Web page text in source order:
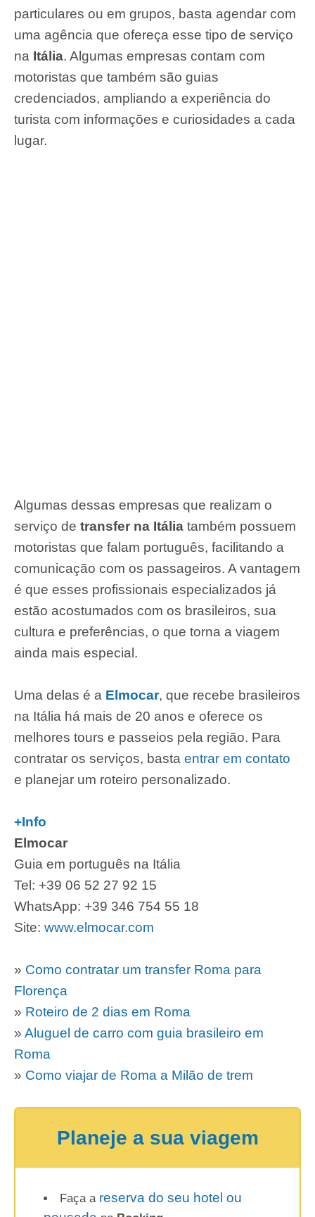
particulares ou em grupos, basta agendar com
uma agência que ofereça esse tipo de serviço
na Itália. Algumas empresas contam com
motoristas que também são guias
credenciados, ampliando a experiência do
turista com informações e curiosidades a cada
lugar.
Algumas dessas empresas que realizam o
serviço de transfer na Itália também possuem
motoristas que falam português, facilitando a
comunicação com os passageiros. A vantagem
é que esses profissionais especializados já
estão acostumados com os brasileiros, sua
cultura e preferências, o que torna a viagem
ainda mais especial.
Uma delas é a Elmocar, que recebe brasileiros
na Itália há mais de 20 anos e oferece os
melhores tours e passeios pela região. Para
contratar os serviços, basta entrar em contato
e planejar um roteiro personalizado.
+Info
Elmocar
Guia em português na Itália
Tel: +39 06 52 27 92 15
WhatsApp: +39 346 754 55 18
Site: www.elmocar.com
» Como contratar um transfer Roma para
Florença
» Roteiro de 2 dias em Roma
» Aluguel de carro com guia brasileiro em
Roma
» Como viajar de Roma a Milão de trem
Planeje a sua viagem
Faça a reserva do seu hotel ou